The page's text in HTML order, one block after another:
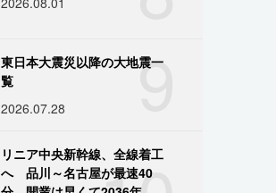
9
東日本大震災以降の大地震一
覧
2026.07.28
リニア中央新幹線、全線着工
へ 品川～名古屋が最速40